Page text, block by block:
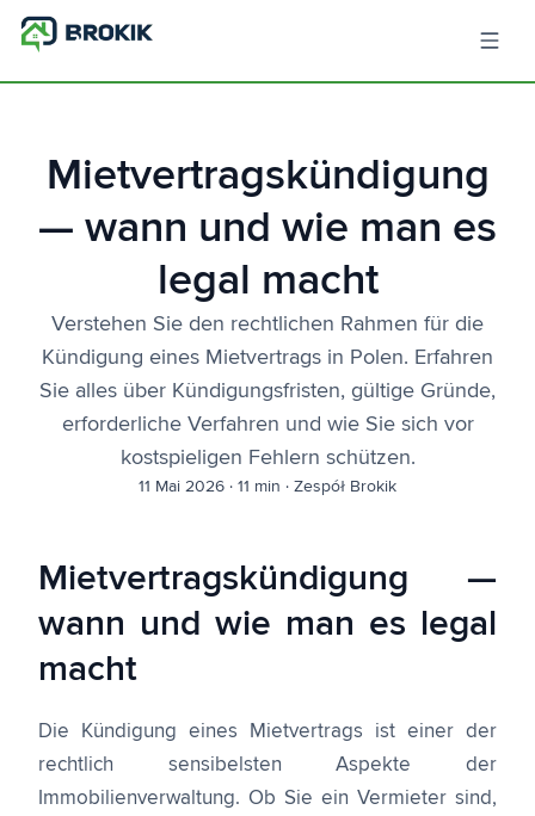
Mietvertragskündigung
— wann und wie man es
legal macht
Verstehen Sie den rechtlichen Rahmen für die
Kündigung eines Mietvertrags in Polen. Erfahren
Sie alles über Kündigungsfristen, gültige Gründe,
erforderliche Verfahren und wie Sie sich vor
kostspieligen Fehlern schützen.
11 Mai 2026 · 11 min · Zespół Brokik
Mietvertragskündigung —
wann und wie man es legal
macht
Die Kündigung eines Mietvertrags ist einer der
rechtlich sensibelsten Aspekte der
Immobilienverwaltung. Ob Sie ein Vermieter sind,